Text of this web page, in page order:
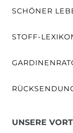
SCHÖNER
STOFF-
UNSERE